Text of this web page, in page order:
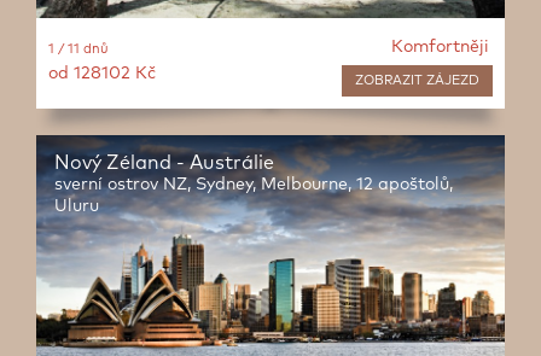
Komfortněji
ZOBRAZIT ZÁJEZD
1 / 11 dnů
od 128102 Kč
Nový Zéland - Austrálie
sverní ostrov NZ, Sydney, Melbourne, 12 apoštolů,
Uluru